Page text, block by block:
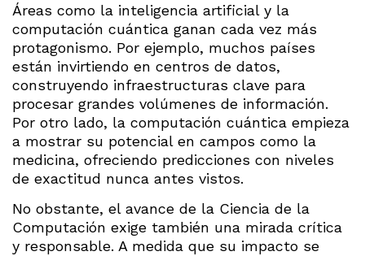
Áreas como la inteligencia artificial y la
computación cuántica ganan cada vez más
protagonismo. Por ejemplo, muchos países
están invirtiendo en centros de datos,
construyendo infraestructuras clave para
procesar grandes volúmenes de información.
Por otro lado, la computación cuántica empieza
a mostrar su potencial en campos como la
medicina, ofreciendo predicciones con niveles
de exactitud nunca antes vistos.
No obstante, el avance de la Ciencia de la
Computación exige también una mirada crítica
y responsable. A medida que su impacto se